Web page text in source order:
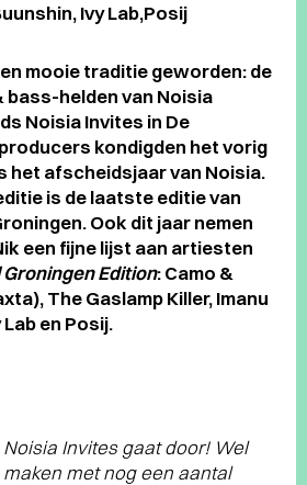
Ivy Lab,Posij
mooie traditie geworden: de
bass-helden van Noisia
Noisia Invites in De
kondigden het vorig
het afscheidsjaar van Noisia.
is de laatste editie van
Ook dit jaar nemen
een fijne lijst aan artiesten
Groningen Edition: Camo &
The Gaslamp Killer, Imanu
en Posij.
Invites gaat door! Wel
met nog een aantal